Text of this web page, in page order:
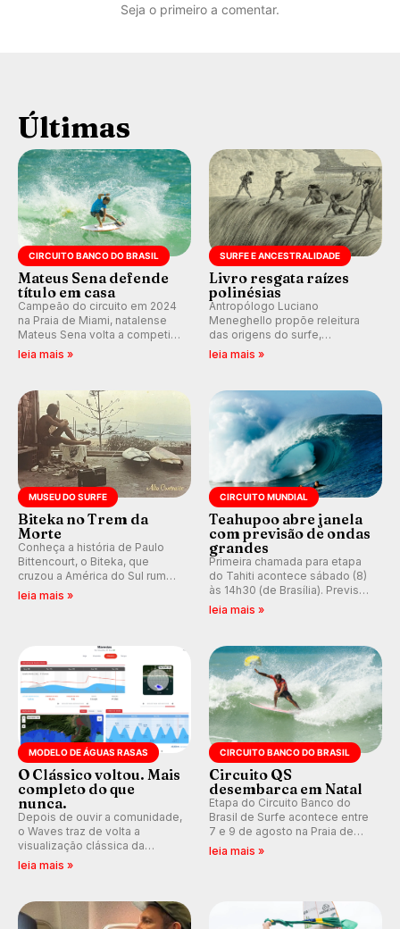
Seja o primeiro a comentar.
Últimas
CIRCUITO BANCO DO BRASIL
Mateus Sena defende
título em casa
Campeão do circuito em 2024
na Praia de Miami, natalense
Mateus Sena volta a competir
em casa em busca de manter a
leia mais »
SURFE E ANCESTRALIDADE
Livro resgata raízes
polinésias
Antropólogo Luciano
Meneghello propõe releitura
das origens do surfe,
resgatando a cultura polinésia
prática em esporte e indústria.
leia mais »
MUSEU DO SURFE
Biteka no Trem da
Morte
Conheça a história de Paulo
Bittencourt, o Biteka, que
cruzou a América do Sul rumo
ao Pacífico em uma jornada
leia mais »
CIRCUITO MUNDIAL
Teahupoo abre janela
com previsão de ondas
grandes
Primeira chamada para etapa
do Tahiti acontece sábado (8)
às 14h30 (de Brasília). Previsão
indica swell consistente.
Kelly Slater convidado.
leia mais »
MODELO DE ÁGUAS RASAS
O Clássico voltou. Mais
completo do que
nunca.
Depois de ouvir a comunidade,
o Waves traz de volta a
visualização clássica da
previsão de águas rasas,
ondas para até 16 dias.
leia mais »
CIRCUITO BANCO DO BRASIL
Circuito QS
desembarca em Natal
Etapa do Circuito Banco do
Brasil de Surfe acontece entre
7 e 9 de agosto na Praia de
Miami (RN), em disputas
leia mais »